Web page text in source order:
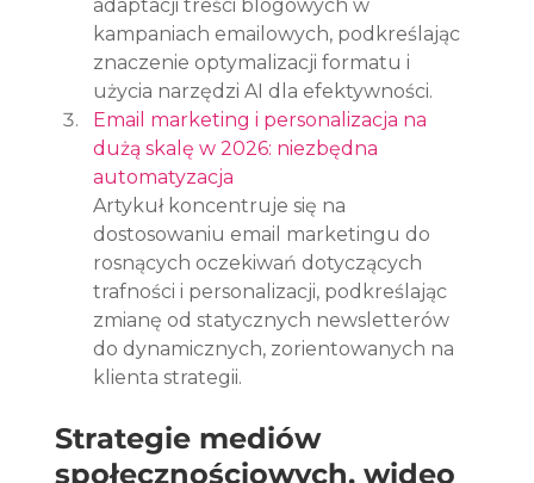
adaptacji treści blogowych w
kampaniach emailowych, podkreślając
znaczenie optymalizacji formatu i
użycia narzędzi AI dla efektywności.
Email marketing i personalizacja na
dużą skalę w 2026: niezbędna
automatyzacja
Artykuł koncentruje się na
dostosowaniu email marketingu do
rosnących oczekiwań dotyczących
trafności i personalizacji, podkreślając
zmianę od statycznych newsletterów
do dynamicznych, zorientowanych na
klienta strategii.
Strategie mediów
społecznościowych, wideo